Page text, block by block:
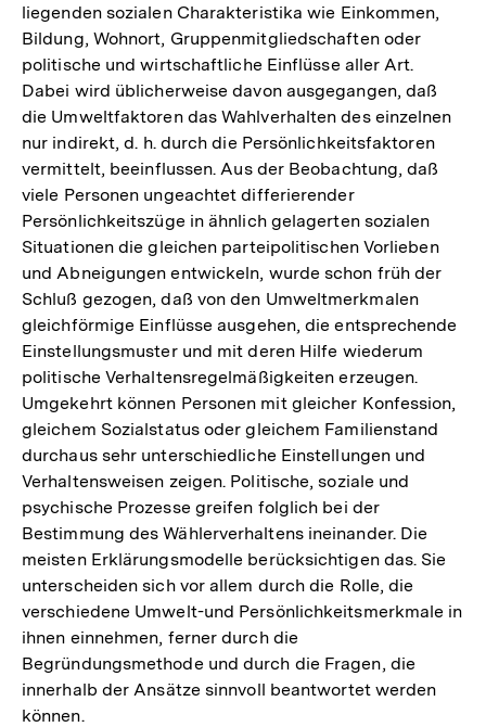
liegenden sozialen Charakteristika wie Einkommen,
Bildung, Wohnort, Gruppenmitgliedschaften oder
politische und wirtschaftliche Einflüsse aller Art.
Dabei wird üblicherweise davon ausgegangen, daß
die Umweltfaktoren das Wahlverhalten des einzelnen
nur indirekt, d. h. durch die Persönlichkeitsfaktoren
vermittelt, beeinflussen. Aus der Beobachtung, daß
viele Personen ungeachtet differierender
Persönlichkeitszüge in ähnlich gelagerten sozialen
Situationen die gleichen parteipolitischen Vorlieben
und Abneigungen entwickeln, wurde schon früh der
Schluß gezogen, daß von den Umweltmerkmalen
gleichförmige Einflüsse ausgehen, die entsprechende
Einstellungsmuster und mit deren Hilfe wiederum
politische Verhaltensregelmäßigkeiten erzeugen.
Umgekehrt können Personen mit gleicher Konfession,
gleichem Sozialstatus oder gleichem Familienstand
durchaus sehr unterschiedliche Einstellungen und
Verhaltensweisen zeigen. Politische, soziale und
psychische Prozesse greifen folglich bei der
Bestimmung des Wählerverhaltens ineinander. Die
meisten Erklärungsmodelle berücksichtigen das. Sie
unterscheiden sich vor allem durch die Rolle, die
verschiedene Umwelt-und Persönlichkeitsmerkmale in
ihnen einnehmen, ferner durch die
Begründungsmethode und durch die Fragen, die
innerhalb der Ansätze sinnvoll beantwortet werden
können.